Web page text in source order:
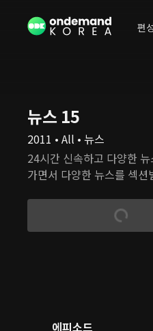
편
뉴스 15
2011 • All • 뉴스
24시간 신속하고 다양한 뉴스를 제공하
가면서 다양한 뉴스를 섹
에피소드